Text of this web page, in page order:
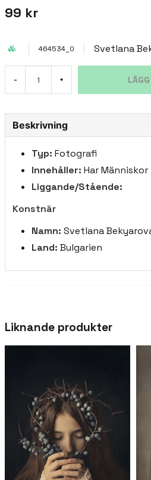
99 kr
464534_0 Svetlana
- +
Beskrivning
Typ: Fotografi
Innehåller: Har Människor
Liggande/Stående:
Konstnär
Namn: Svetlana
Land: Bulgarien
Liknande produkter